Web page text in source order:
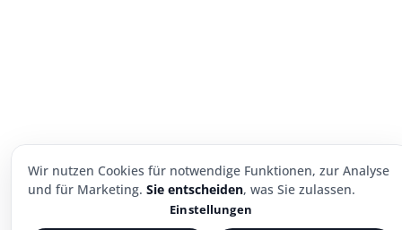
Wir nutzen Cookies für notwendige Funktionen, zur Analyse
und für Marketing. Sie entscheiden, was Sie zulassen.
Einstellungen